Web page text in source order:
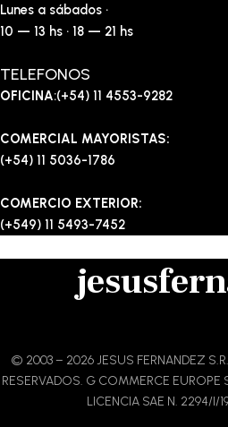
Lunes a sábados ·
10 — 13 hs · 18 — 21 hs
TELEFONOS
OFICINA:(+54) 11 4553-9282
COMERCIAL MAYORISTAS:
(+54) 11 5036-1786
COMERCIO EXTERIOR:
(+549) 11 5493-7452
© 2003 – 2026 JESUS FERNANDEZ
RESERVADOS. G COMMERCE EUROPE
LICENCIA SAE N. 2294/I/